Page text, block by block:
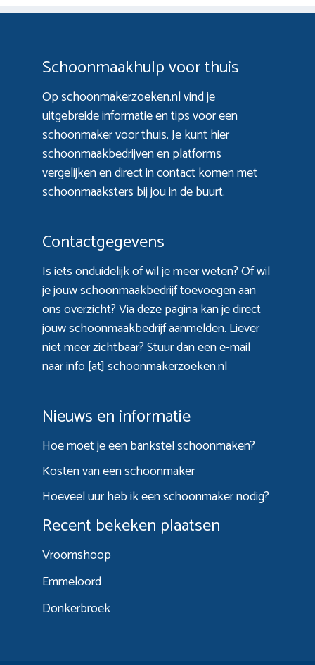
Schoonmaakhulp voor thuis
Op schoonmakerzoeken.nl vind je
uitgebreide informatie en tips voor een
schoonmaker voor thuis. Je kunt hier
schoonmaakbedrijven en platforms
vergelijken en direct in contact komen met
schoonmaaksters bij jou in de buurt.
Contactgegevens
Is iets onduidelijk of wil je meer weten? Of wil
je jouw schoonmaakbedrijf toevoegen aan
ons overzicht? Viadeze paginakan je direct
jouw schoonmaakbedrijf aanmelden. Liever
niet meer zichtbaar? Stuur dan een e-mail
naar info [at] schoonmakerzoeken.nl
Nieuws en informatie
Hoe moet je een bankstel schoonmaken?
Kosten van een schoonmaker
Hoeveel uur heb ik een schoonmaker nodig?
Recent bekeken plaatsen
Vroomshoop
Emmeloord
Donkerbroek